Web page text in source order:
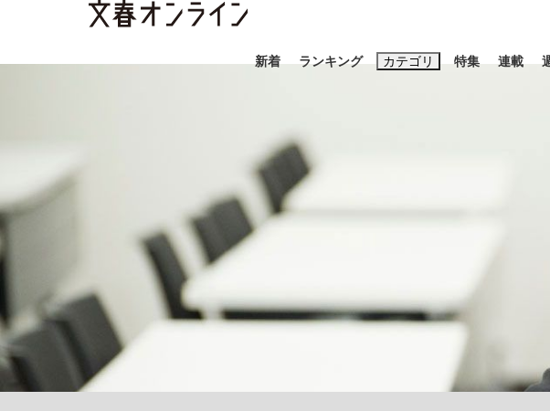
新着 ランキング カテゴリ
「90%は失敗する。でも…」本田圭佑が初めて明かした日本代表監
特集 連載
おすすめのキーワードタグ一覧